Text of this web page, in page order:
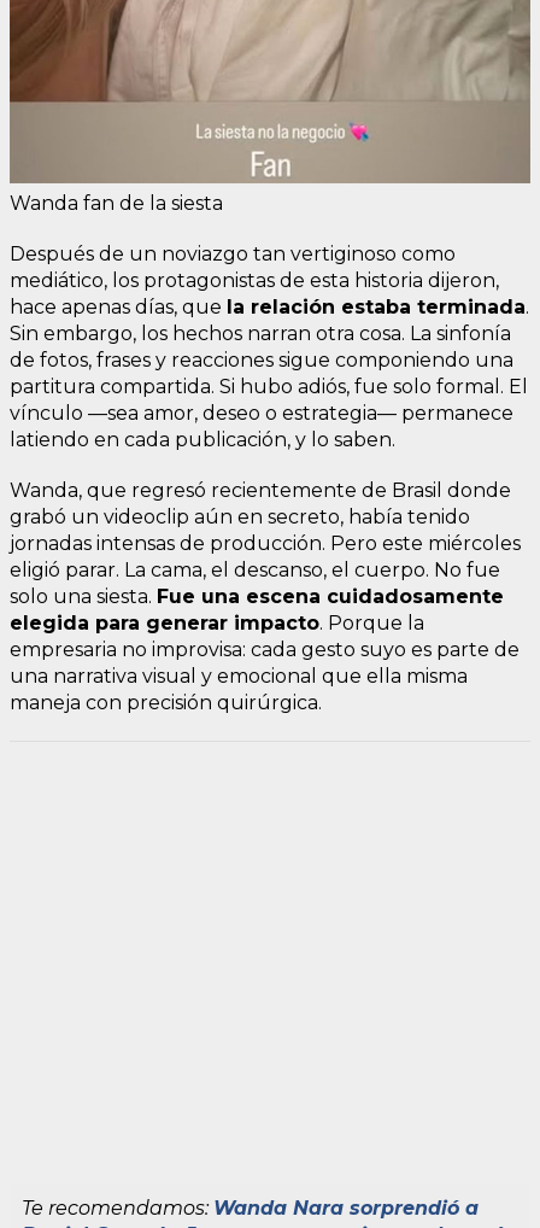
Wanda fan de la siesta
Después de un noviazgo tan vertiginoso como
mediático, los protagonistas de esta historia dijeron,
hace apenas días, que la relación estaba terminada.
Sin embargo, los hechos narran otra cosa. La sinfonía
de fotos, frases y reacciones sigue componiendo una
partitura compartida. Si hubo adiós, fue solo formal. El
vínculo —sea amor, deseo o estrategia— permanece
latiendo en cada publicación, y lo saben.
Wanda, que regresó recientemente de Brasil donde
grabó un videoclip aún en secreto, había tenido
jornadas intensas de producción. Pero este miércoles
eligió parar. La cama, el descanso, el cuerpo. No fue
solo una siesta. Fue una escena cuidadosamente
elegida para generar impacto. Porque la
empresaria no improvisa: cada gesto suyo es parte de
una narrativa visual y emocional que ella misma
maneja con precisión quirúrgica.
Te recomendamos: Wanda Nara sorprendió a